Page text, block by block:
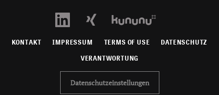
KONTAKT IMPRESSUM TERMS OF USE DATENSCHUTZ
VERANTWORTUNG
Datenschutzeinstellungen